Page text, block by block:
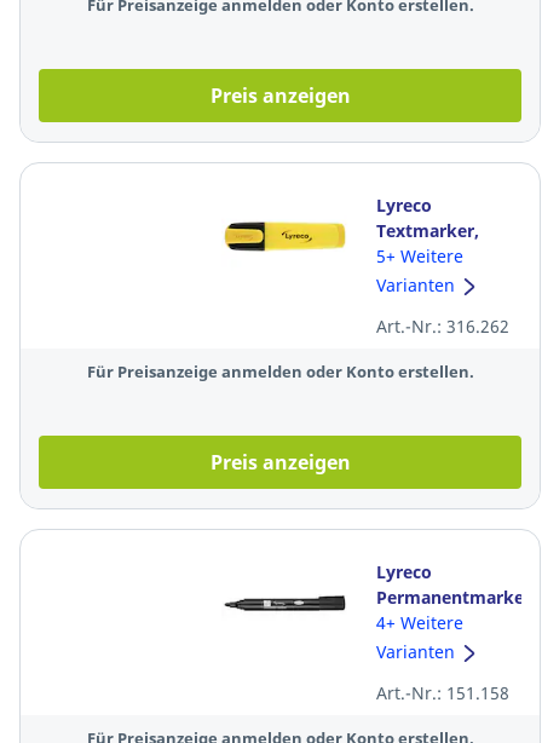
Für Preisanzeige anmelden oder Konto erstellen.
Preis anzeigen
Lyreco
Textmarker,
Strichstärke: 2-
5mm, gelb
5+ Weitere
Varianten
Art.-Nr.: 316.262
Für Preisanzeige anmelden oder Konto erstellen.
Preis anzeigen
Lyreco
Permanentmarker,
Rundspitze,
Strichstärke: 1,7-
4+ Weitere
Varianten
Art.-Nr.: 151.158
Für Preisanzeige anmelden oder Konto erstellen.